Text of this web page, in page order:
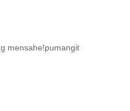
mensahe!pumangit